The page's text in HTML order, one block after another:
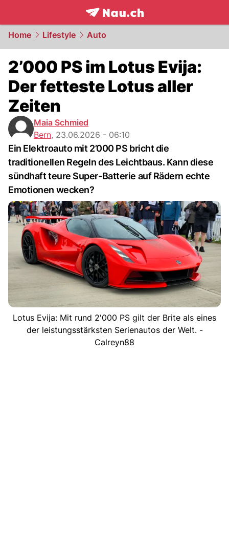
frontpage.NAU.ch
Home Lifestyle Auto
2’000 PS im Lotus Evija:
Der fetteste Lotus aller
Zeiten
Maia Schmied
Bern, 23.06.2026 - 06:10
Ein Elektroauto mit 2’000 PS bricht die
traditionellen Regeln des Leichtbaus. Kann diese
sündhaft teure Super-Batterie auf Rädern echte
Emotionen wecken?
Lotus Evija: Mit rund 2'000 PS gilt der Brite als eines
der leistungsstärksten Serienautos der Welt. -
Calreyn88